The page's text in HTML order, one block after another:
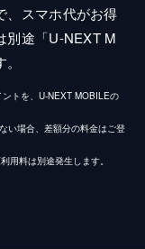
、スマホ代がお得
別途「U-NEXT M
トを、U-NEXT MOBILEの
い場合、差額分の料金はご登
用料は別途発生します。